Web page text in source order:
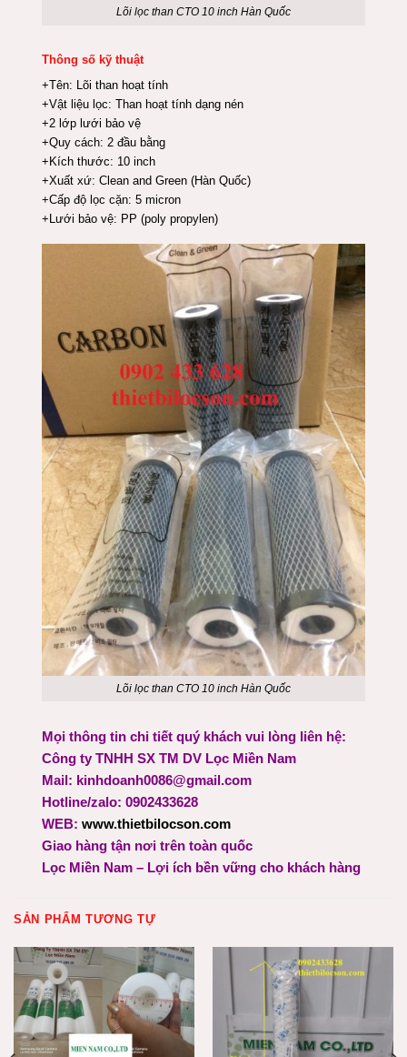
Lõi lọc than CTO 10 inch Hàn Quốc
Thông số kỹ thuật
+Tên: Lõi than hoạt tính
+Vật liệu lọc: Than hoạt tính dạng nén
+2 lớp lưới bảo vệ
+Quy cách: 2 đầu bằng
+Kích thước: 10 inch
+Xuất xứ: Clean and Green (Hàn Quốc)
+Cấp độ lọc cặn: 5 micron
+Lưới bảo vệ: PP (poly propylen)
Lõi lọc than CTO 10 inch Hàn Quốc
Mọi thông tin chi tiết quý khách vui lòng liên hệ:
Công ty TNHH SX TM DV Lọc Miền Nam
Mail: kinhdoanh0086@gmail.com
Hotline/zalo: 0902433628
WEB: www.thietbilocson.com
Giao hàng tận nơi trên toàn quốc
Lọc Miền Nam – Lợi ích bền vững cho khách hàng
SẢN PHẨM TƯƠNG TỰ